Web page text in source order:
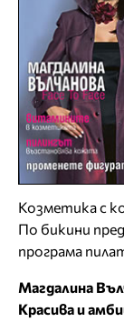
Козметика с
По бикини
програма
Магдалина
Красива и